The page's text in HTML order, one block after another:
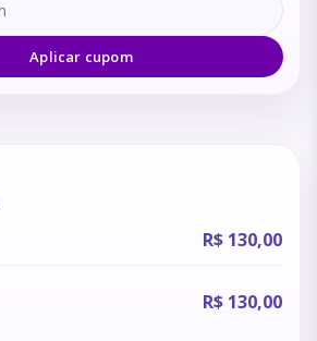
Aplicar cupom
R$ 130,00
R$ 130,00